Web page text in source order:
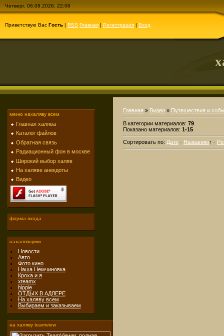
Четверг, 06.08.2026, 22:06
Приветствую Вас Гость | RSS Главная | Регистрация | Вход
меню нахаляву всем
Главная халява
Каталог файлов
Обратная связь
Радиационный фон в москве
Широкий выбор халяв
На халяве анекдоты
Видео
форма входа
нахалявщики
Новости
Авто
Фото кино
Наша Немчиновка
Кроха и я
xteamx
hippie
ОТДЫХ В АДЛЕРЕ
На халяву всем
Выбираем и заказываем
на халяву teamview
Главная » Видео » Путешествия и
В категории материалов: 79
Показано материалов: 1-15
Сортировать по: Дате · Названию↑ ·